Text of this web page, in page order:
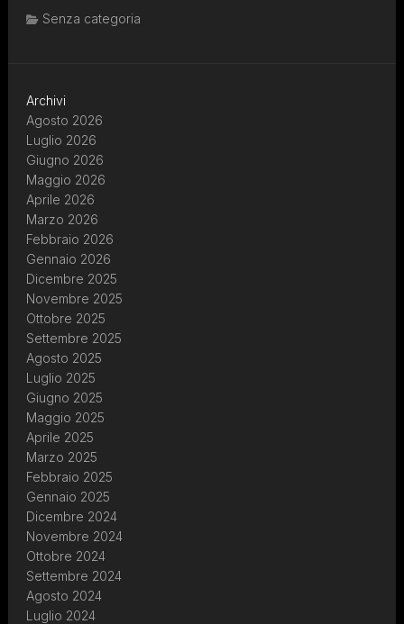
Senza categoria
Archivi
Agosto 2026
Luglio 2026
Giugno 2026
Maggio 2026
Aprile 2026
Marzo 2026
Febbraio 2026
Gennaio 2026
Dicembre 2025
Novembre 2025
Ottobre 2025
Settembre 2025
Agosto 2025
Luglio 2025
Giugno 2025
Maggio 2025
Aprile 2025
Marzo 2025
Febbraio 2025
Gennaio 2025
Dicembre 2024
Novembre 2024
Ottobre 2024
Settembre 2024
Agosto 2024
Luglio 2024